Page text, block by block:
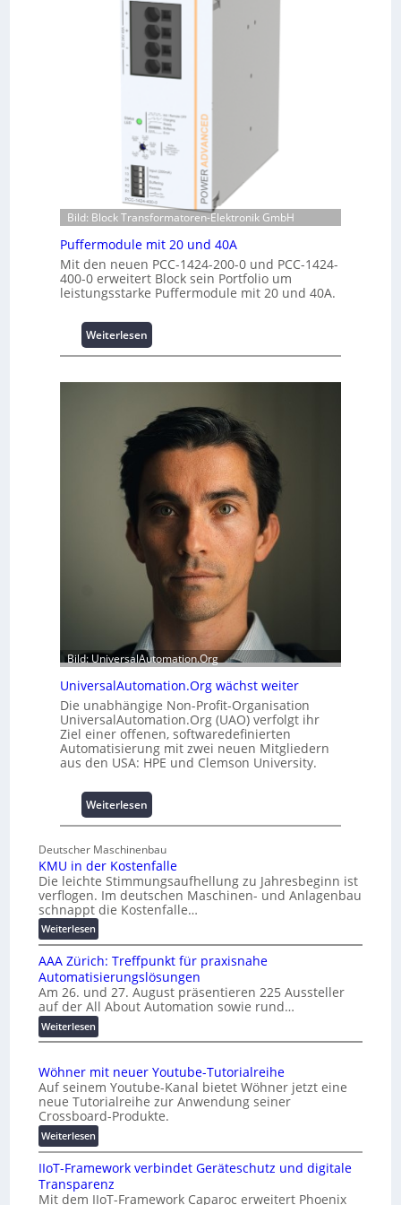
a
n
t
e
r
c
h
e
n
z
e
n
t
r
e
n
h
u
n
g
f
C
r
i
m
p
w
e
r
k
z
e
g
e
e
r
g
i
e
I
n
v
e
s
t
i
i
o
n
s
s
c
e
h
a
t
A
u
b
a
u
e
m
m
n
i
s
e
s
c
h
a
f
f
n
Bild: Block Transformatoren-Elektronik GmbH
Puffermodule mit 20 und 40A
Mit den neuen PCC-1424-200-0 und PCC-1424-
400-0 erweitert Block sein Portfolio um
leistungsstarke Puffermodule mit 20 und 40A.
Weiterlesen
P
f
e
m
u
l
e
i
t
0
u
n
4
0
A
Bild: UniversalAutomation.Org
UniversalAutomation.Org wächst weiter
Die unabhängige Non-Profit-Organisation
UniversalAutomation.Org (UAO) verfolgt ihr
Ziel einer offenen, softwaredefinierten
Automatisierung mit zwei neuen Mitgliedern
aus den USA: HPE und Clemson University.
Weiterlesen
U
i
v
e
r
l
A
u
t
m
i
o
O
g
Deutscher Maschinenbau
KMU in der Kostenfalle
Die leichte Stimmungsaufhellung zu Jahresbeginn ist
verflogen. Im deutschen Maschinen- und Anlagenbau
schnappt die Kostenfalle…
Weiterlesen:
K
M
U
i
n
d
e
K
o
s
t
e
n
f
a
l
AAA Zürich: Treffpunkt für praxisnahe
Automatisierungslösungen
Am 26. und 27. August präsentieren 225 Aussteller
auf der All About Automation sowie rund…
Weiterlesen:
A
A
Z
ü
r
i
c
h
:
Wöhner mit neuer Youtube-Tutorialreihe
Auf seinem Youtube-Kanal bietet Wöhner jetzt eine
neue Tutorialreihe zur Anwendung seiner
Crossboard-Produkte.
Weiterlesen:
W
ö
h
n
IIoT-Framework verbindet Geräteschutz und digitale
Transparenz
Mit dem IIoT-Framework Caparoc erweitert Phoenix